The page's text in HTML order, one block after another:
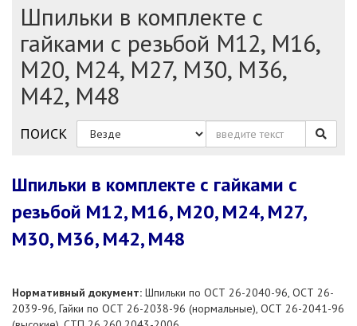
Шпильки в комплекте с
гайками с резьбой М12, М16,
М20, М24, М27, М30, М36,
М42, М48
ПОИСК
Шпильки в комплекте с гайками с
резьбой М12, М16, М20, М24, М27,
М30, М36, М42, М48
Нормативный документ: Шпильки по ОСТ 26-2040-96, ОСТ 26-
2039-96, Гайки по ОСТ 26-2038-96 (нормальные), ОСТ 26-2041-96